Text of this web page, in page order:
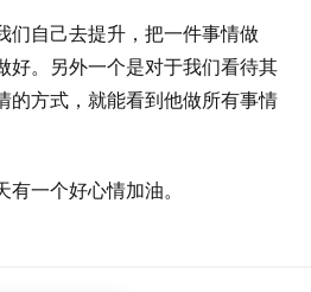
们自己去提升，把一件事情做
好。另外一个是对于我们看待其
的方式，就能看到他做所有事情
一个好心情加油。